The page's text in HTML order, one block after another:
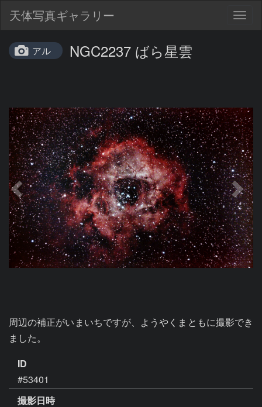
天体写真ギャラリー
アル NGC2237 ばら星雲
周辺の補正がいまいちですが、ようやくまともに撮影でき
ました。
ID
#53401
撮影日時